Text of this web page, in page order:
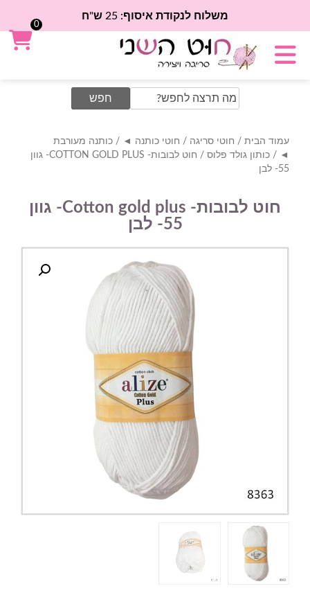
משלוח לנקודת איסוף: 25 ש"ח
Search
for:
עמוד הבית / חוטי סריגה / חוטי כותנה ◄ / כותנה מעורבת
◄
/ כותון גולד פלוס
/ חוט לבובות- COTTON GOLD PLUS- גוון
55- לבן
חוט לבובות- Cotton gold plus- גוון
55- לבן
0